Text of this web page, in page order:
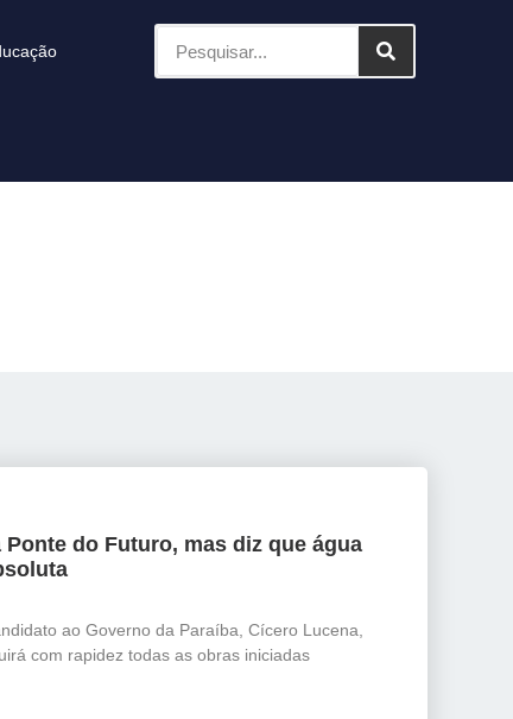
do Futuro, mas diz que água
ao Governo da Paraíba, Cícero Lucena,
com rapidez todas as obras iniciadas